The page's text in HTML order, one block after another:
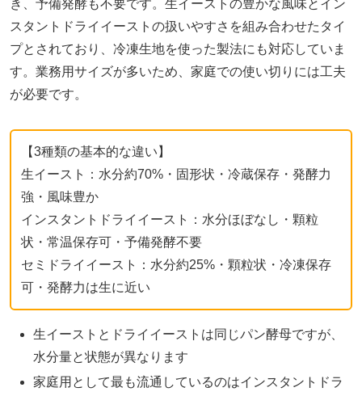
き、予備発酵も不要です。生イーストの豊かな風味とイン
スタントドライイーストの扱いやすさを組み合わせたタイ
プとされており、冷凍生地を使った製法にも対応していま
す。業務用サイズが多いため、家庭での使い切りには工夫
が必要です。
【3種類の基本的な違い】
生イースト：水分約70%・固形状・冷蔵保存・発酵力
強・風味豊か
インスタントドライイースト：水分ほぼなし・顆粒
状・常温保存可・予備発酵不要
セミドライイースト：水分約25%・顆粒状・冷凍保存
可・発酵力は生に近い
生イーストとドライイーストは同じパン酵母ですが、
水分量と状態が異なります
家庭用として最も流通しているのはインスタントドラ